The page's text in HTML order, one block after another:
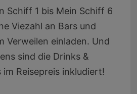
Schiff 1 bis Mein Schiff 6
Viezahl an Bars und
Verweilen einladen. Und
sind die Drinks &
Reisepreis inkludiert!